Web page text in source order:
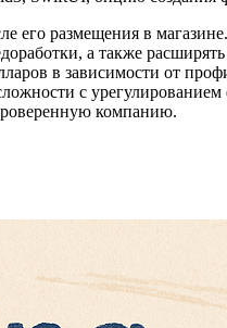
его размещения в магазине.
а также
в зависимости от
с
компанию.